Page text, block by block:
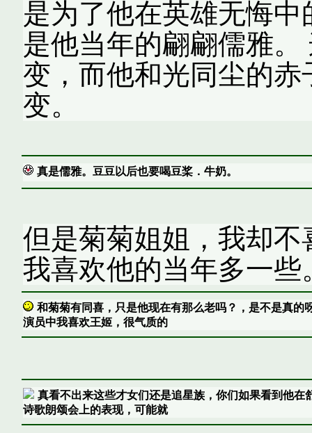
是为了他在英雄无悔
是他当年的翩翩儒雅
变，而他和光同尘的
变。
真是儒雅。豆豆以后也要喝豆桨．牛奶。
但是菊菊姐姐，我却
我喜欢他的当年多一些
和菊菊有同喜，只是他现在有那么老吗？，是不是真的
演员中我喜欢王姬，很气质的
真看不出来这些才女们还是追星族，你们如果看到他在
诗歌朗颂会上的表现，可能就